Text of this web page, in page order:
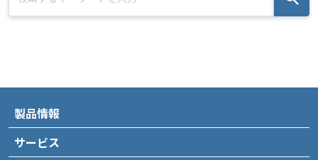
製品情報
サービス